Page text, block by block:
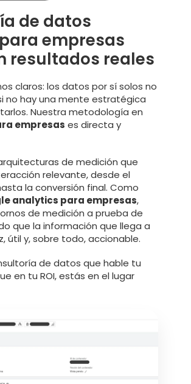
de datos
empresas
resultados reales
claros: los datos por sí solos no
no hay una mente estratégica
Nuestra metodología en
empresas es directa y
de medición que
relevante, desde el
la conversión final. Como
analytics para empresas,
de medición a prueba de
que la información que llega a
útil y, sobre todo, accionable.
de datos que hable tu
en tu ROI, estás en el lugar